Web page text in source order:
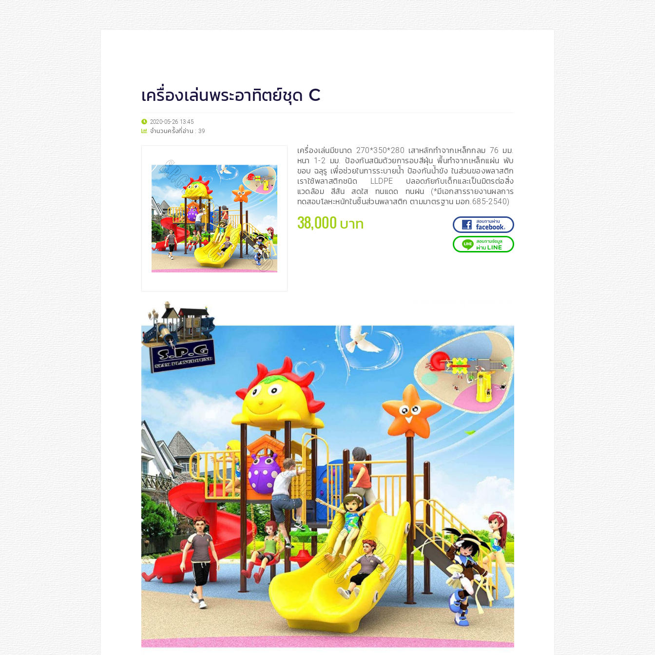
เครื่องเล่นพระอาทิตย์ชุด C
2020-05-26 13:45
จำนวนครั้งที่อ่าน :39
เครื่องเล่นมีขนาด 270*350*280 เสาหลักทำจากเหล็กกลม 76 มม.
หนา 1-2 มม. ป้องกันสนิมด้วยการอบสีฝุ่น พื้นทำจากเหล็กแผ่น พับ
ขอบ ฉลุรู เพื่อช่วยในการระบายน้ำ ป้องกันน้ำขัง ในส่วนของพลาสติก
เราใช้พลาสติกชนิด LLDPE ปลอดภัยกับเด็กและเป็นมิตรต่อสิ่ง
แวดล้อม สีสัน สดใส ทนแดด ทนฝน (*มีเอกสารรายงานผลการ
ทดสอบโลหะหนักในชิ้นส่วนพลาสติก ตามมาตรฐาน มอก.685-2540)
38,000 บาท